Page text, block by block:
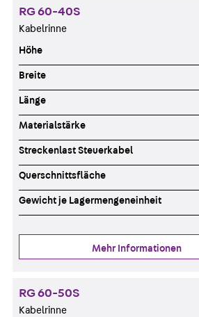
RG 60-40S
Kabelrinne
Höhe
Breite
Länge
Materialstärke
Streckenlast Steuerkabel
Querschnittsfläche
Gewicht je Lagermengeneinheit
Mehr Informationen
RG 60-50S
Kabelrinne